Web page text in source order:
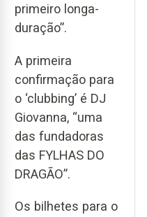
primeiro longa-
duração”.
A primeira
confirmação para
o ‘clubbing’ é DJ
Giovanna, “uma
das fundadoras
das FYLHAS DO
DRAGÃO”.
Os bilhetes para o